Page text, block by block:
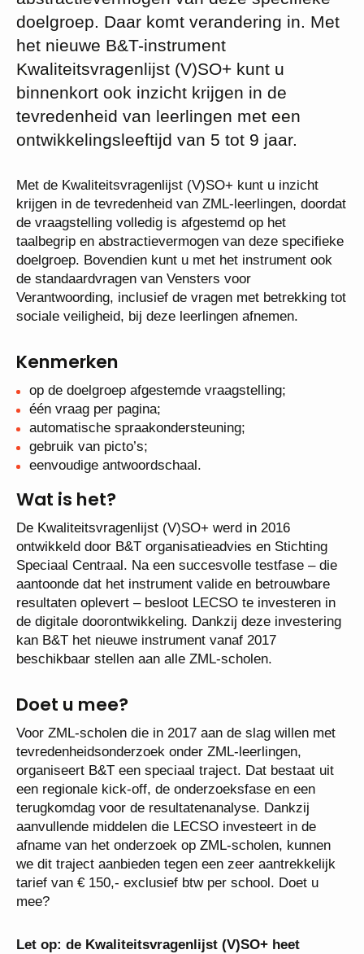
doelgroep. Daar komt verandering in. Met
het nieuwe B&T-instrument
Kwaliteitsvragenlijst (V)SO+ kunt u
binnenkort ook inzicht krijgen in de
tevredenheid van leerlingen met een
ontwikkelingsleeftijd van 5 tot 9 jaar.
Met de Kwaliteitsvragenlijst (V)SO+ kunt u inzicht
krijgen in de tevredenheid van ZML-leerlingen, doordat
de vraagstelling volledig is afgestemd op het
taalbegrip en abstractievermogen van deze specifieke
doelgroep. Bovendien kunt u met het instrument ook
de standaardvragen van Vensters voor
Verantwoording, inclusief de vragen met betrekking tot
sociale veiligheid, bij deze leerlingen afnemen.
Kenmerken
op de doelgroep afgestemde vraagstelling;
één vraag per pagina;
automatische spraakondersteuning;
gebruik van picto’s;
eenvoudige antwoordschaal.
Wat is het?
De Kwaliteitsvragenlijst (V)SO+ werd in 2016
ontwikkeld door B&T organisatieadvies en Stichting
Speciaal Centraal. Na een succesvolle testfase – die
aantoonde dat het instrument valide en betrouwbare
resultaten oplevert – besloot LECSO te investeren in
de digitale doorontwikkeling. Dankzij deze investering
kan B&T het nieuwe instrument vanaf 2017
beschikbaar stellen aan alle ZML-scholen.
Doet u mee?
Voor ZML-scholen die in 2017 aan de slag willen met
tevredenheidsonderzoek onder ZML-leerlingen,
organiseert B&T een speciaal traject. Dat bestaat uit
een regionale kick-off, de onderzoeksfase en een
terugkomdag voor de resultatenanalyse. Dankzij
aanvullende middelen die LECSO investeert in de
afname van het onderzoek op ZML-scholen, kunnen
we dit traject aanbieden tegen een zeer aantrekkelijk
tarief van € 150,- exclusief btw per school. Doet u
mee?
Let op: de Kwaliteitsvragenlijst (V)SO+ heet